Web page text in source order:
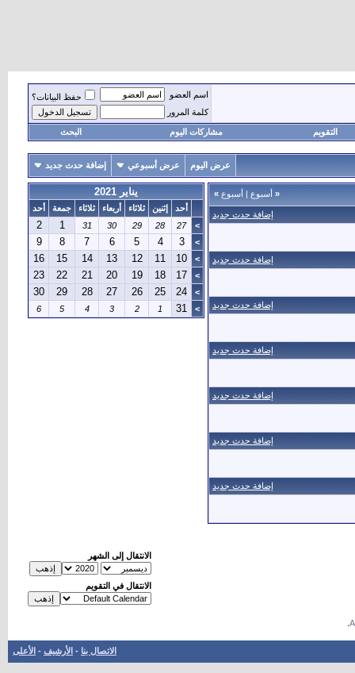
اسم العضو
حفظ البيانات؟
كلمة المرور
التقويم مشاركات اليوم البحث
عرض اليوم عرض أسبوعي إضافة حدث جديد
« أسبوع | أسبوع »
إضافة حدث جديد
إضافة حدث جديد
إضافة حدث جديد
إضافة حدث جديد
إضافة حدث جديد
إضافة حدث جديد
إضافة حدث جديد
يناير 2021
أحد إثنين ثلاثاء أربعاء ثلاثاء جمعة
أحد
>
27
28
29
30
31
1
2
>
3
4
5
6
7
8
9
>
10
11
12
13
14
15
16
>
17
18
19
20
21
22
23
>
24
25
26
27
28
29
30
>
31
1
2
3
4
5
6
الانتقال إلى الشهر
الانتقال في التقويم
الاتصال بنا - الأرشيف - الأعلى